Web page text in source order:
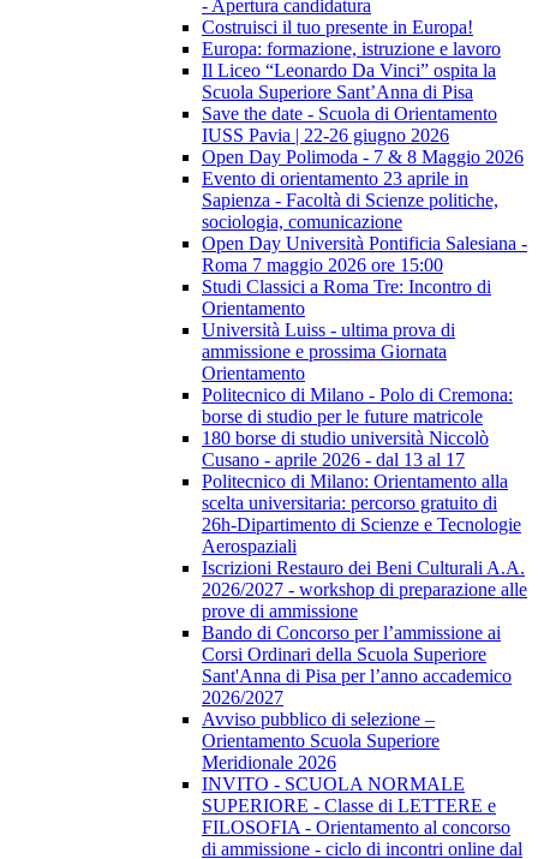
- Apertura candidatura
Costruisci il tuo presente in Europa!
Europa: formazione, istruzione e lavoro
Il Liceo “Leonardo Da Vinci” ospita la
Scuola Superiore Sant’Anna di Pisa
Save the date - Scuola di Orientamento
IUSS Pavia | 22-26 giugno 2026
Open Day Polimoda - 7 & 8 Maggio 2026
Evento di orientamento 23 aprile in
Sapienza - Facoltà di Scienze politiche,
sociologia, comunicazione
Open Day Università Pontificia Salesiana -
Roma 7 maggio 2026 ore 15:00
Studi Classici a Roma Tre: Incontro di
Orientamento
Università Luiss - ultima prova di
ammissione e prossima Giornata
Orientamento
Politecnico di Milano - Polo di Cremona:
borse di studio per le future matricole
180 borse di studio università Niccolò
Cusano - aprile 2026 - dal 13 al 17
Politecnico di Milano: Orientamento alla
scelta universitaria: percorso gratuito di
26h-Dipartimento di Scienze e Tecnologie
Aerospaziali
Iscrizioni Restauro dei Beni Culturali A.A.
2026/2027 - workshop di preparazione alle
prove di ammissione
Bando di Concorso per l’ammissione ai
Corsi Ordinari della Scuola Superiore
Sant'Anna di Pisa per l’anno accademico
2026/2027
Avviso pubblico di selezione –
Orientamento Scuola Superiore
Meridionale 2026
INVITO - SCUOLA NORMALE
SUPERIORE - Classe di LETTERE e
FILOSOFIA - Orientamento al concorso
di ammissione - ciclo di incontri online dal